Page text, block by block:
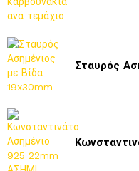
Σταυρός